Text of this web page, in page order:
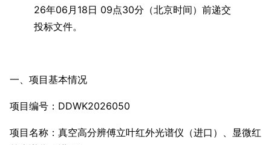
26年06月18日 09点30分（北京时间）前递交
投标文件。
一、项目基本情况
项目编号：DDWK2026050
项目名称：真空高分辨傅立叶红外光谱仪（进口）、显微红